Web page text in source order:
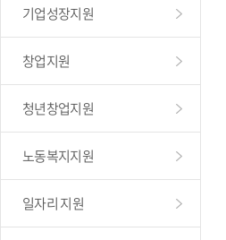
기업성장지원
창업지원
청년창업지원
노동복지지원
일자리 지원